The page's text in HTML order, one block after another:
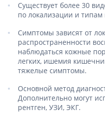
Существует более 30
по локализации и
Симптомы зависят от
распространенности
наблюдаться кожные
легких, ишемия
тяжелые симптомы.
Основной метод
Дополнительно могут
рентген, УЗИ, ЭКГ.